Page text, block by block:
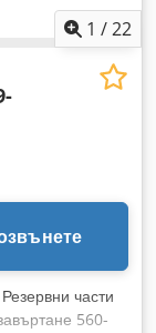
1 /22
части
560-